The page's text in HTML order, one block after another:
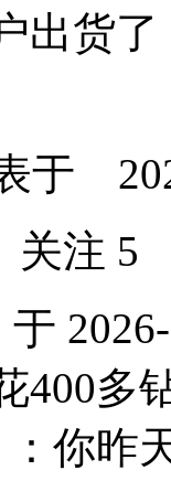
出货
于
关注 5
于
400多
：你昨